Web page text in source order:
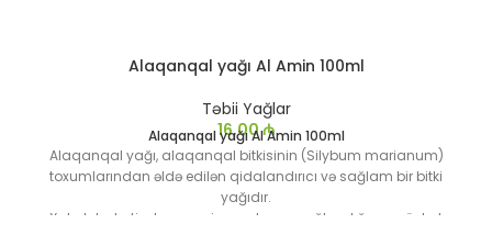
Alaqanqal yağı Al Amin 100ml
Təbii Yağlar
16,00₼
Alaqanqal yağı Al Amin 100ml
Alaqanqal yağı, alaqanqal bitkisinin (Silybum marianum)
toxumlarından əldə edilən qidalandırıcı və sağlam bir bitki
yağıdır.
Xalq təbabətində qaraciyər və həzm sağlamlığına müsbət